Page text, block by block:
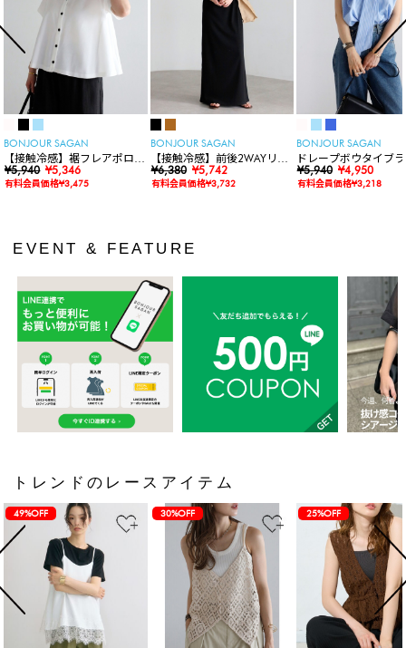
BONJOUR SAGAN
【接触冷感】裾フレアポロシ
ャツ
¥5,940 ¥5,346
有料会員価格¥3,475
BONJOUR SAGAN
【接触冷感】前後2WAYリブ
カットワンピース
¥6,380 ¥5,742
有料会員価格¥3,732
BONJOUR SAGAN
ドレープボウタイブ
ス
¥5,940 ¥4,950
有料会員価格¥3,218
EVENT & FEATURE
トレンドのレースアイテム
49%OFF 30%OFF 25%OFF